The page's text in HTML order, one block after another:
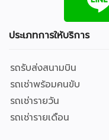
ประเภทการให้บริการ
รถรับส่งสนามบิน
รถเช่าพร้อมคนขับ
รถเช่ารายวัน
รถเช่ารายเดือน